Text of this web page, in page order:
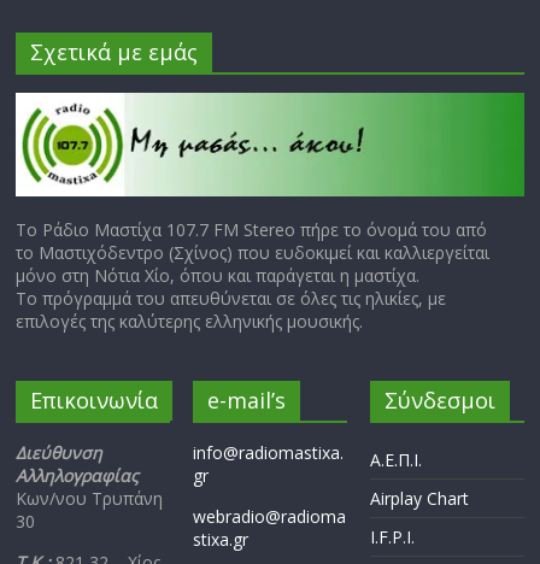
Σχετικά με εμάς
Το Ράδιο Μαστίχα 107.7 FM Stereo πήρε το όνομά του από
το Μαστιχόδεντρο (Σχίνος) που ευδοκιμεί και καλλιεργείται
μόνο στη Νότια Χίο, όπου και παράγεται η μαστίχα.
Το πρόγραμμά του απευθύνεται σε όλες τις ηλικίες, με
επιλογές της καλύτερης ελληνικής μουσικής.
Επικοινωνία
Διεύθυνση
Αλληλογραφίας
Κων/νου Τρυπάνη
30
e-mail’s
info@radiomastixa.
gr
webradio@radioma
stixa.gr
Σύνδεσμοι
Α.Ε.Π.Ι.
Airplay Chart
I.F.P.I.